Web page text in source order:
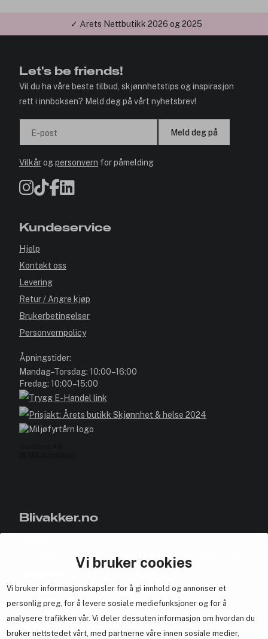
Vi bruker cookies
Vi bruker informasjonskapsler for å gi innhold og annonser et
personlig preg, for å levere sosiale mediefunksjoner og for å
analysere trafikken vår. Vi deler dessuten informasjon om hvordan du
bruker nettstedet vårt, med partnerne våre innen sosiale medier,
✓ Årets Nettbutikk 2026 og 2025
Let's be friends!
Vil du ha våre beste tilbud, skjønnhetstips og inspirasjon
rett i innboksen? Meld deg på vårt nyhetsbrev!
E-post Meld deg på
Vilkårogpersonvern for påmelding
Kundeservice
Hjelp
Kontakt oss
Levering
Retur / Angre kjøp
Brukerbetingelser
Personvernpolicy
Åpningstider:
Mandag–Torsdag: 10:00–16:00
Fredag: 10:00–15:00
Blivakker.no
Bli medlem helt gratis - få poeng og eksklusive rabattkoder.
Samarbeid med oss